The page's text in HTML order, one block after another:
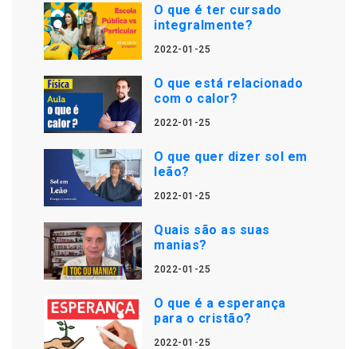
O que é ter cursado
integralmente?
2022-01-25
O que está relacionado
com o calor?
2022-01-25
O que quer dizer sol em
leão?
2022-01-25
Quais são as suas
manias?
2022-01-25
O que é a esperança
para o cristão?
2022-01-25